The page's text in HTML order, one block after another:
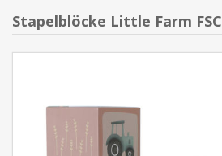
Stapelblöcke Little Farm FSC